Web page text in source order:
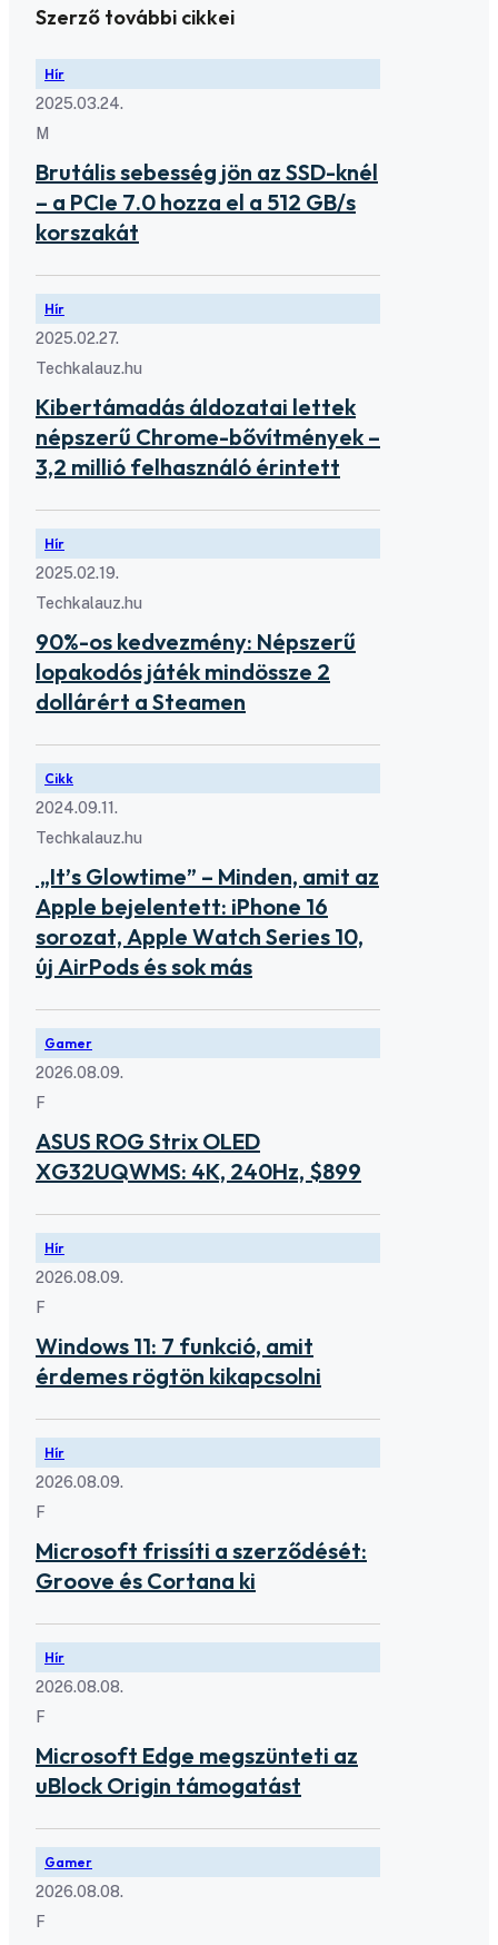
Szerző további cikkei
Hír
2025.03.24.
M
Brutális sebesség jön az SSD-knél
– a PCIe 7.0 hozza el a 512 GB/s
korszakát
Hír
2025.02.27.
Techkalauz.hu
Kibertámadás áldozatai lettek
népszerű Chrome-bővítmények –
3,2 millió felhasználó érintett
Hír
2025.02.19.
Techkalauz.hu
90%-os kedvezmény: Népszerű
lopakodós játék mindössze 2
dollárért a Steamen
Cikk
2024.09.11.
Techkalauz.hu
„It’s Glowtime” – Minden, amit az
Apple bejelentett: iPhone 16
sorozat, Apple Watch Series 10,
új AirPods és sok más
Gamer
2026.08.09.
F
ASUS ROG Strix OLED
XG32UQWMS: 4K, 240Hz, $899
Hír
2026.08.09.
F
Windows 11: 7 funkció, amit
érdemes rögtön kikapcsolni
Hír
2026.08.09.
F
Microsoft frissíti a szerződését:
Groove és Cortana ki
Hír
2026.08.08.
F
Microsoft Edge megszünteti az
uBlock Origin támogatást
Gamer
2026.08.08.
F